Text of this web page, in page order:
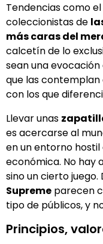
Tendencias como el
coleccionistas de
más caras del
calcetín de lo
sean una
que las
con los que
Llevar unas
es acercarse al
en un entorno
económica. No hay
sino un cierto
Supreme parecen
tipo de públicos, y
Principios,